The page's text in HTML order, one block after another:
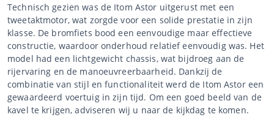
Technisch gezien was de Itom Astor uitgerust met een
tweetaktmotor, wat zorgde voor een solide prestatie in zijn
klasse. De bromfiets bood een eenvoudige maar effectieve
constructie, waardoor onderhoud relatief eenvoudig was. Het
model had een lichtgewicht chassis, wat bijdroeg aan de
rijervaring en de manoeuvreerbaarheid. Dankzij de
combinatie van stijl en functionaliteit werd de Itom Astor een
gewaardeerd voertuig in zijn tijd. Om een goed beeld van de
kavel te krijgen, adviseren wij u naar de kijkdag te komen.